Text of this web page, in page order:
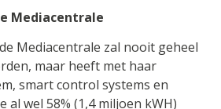
Mediacentrale
Mediacentrale zal nooit geheel
maar heeft met haar
smart control systems en
wel 58% (1,4 miljoen kWH)